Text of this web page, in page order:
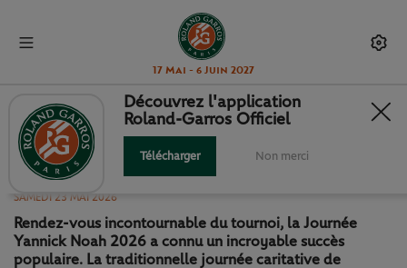
17 Mai - 6 Juin 2027
JOURNÉE YANNICK NOAH : LE
BEST-OF DE L'ÉDITION 2026
SAMEDI 23 MAI 2026
Rendez-vous incontournable du tournoi, la Journée
Yannick Noah 2026 a connu un incroyable succès
populaire. La traditionnelle journée caritative de
Découvrez l'application
Roland-Garros Officiel
Télécharger Non merci